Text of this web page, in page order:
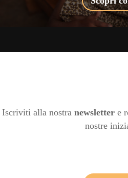
Iscriviti alla nostra newsletter e
nostre